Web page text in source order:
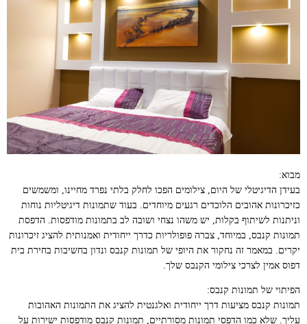
מבוא:
בעידן הדיגיטלי של היום, צילומים הפכו לחלק בלתי נפרד מחיינו, ומשמשים
כזיכרונות אהובים הלוכדים רגעים מיוחדים. בעוד שתמונות דיגיטליות נוחות
וניתנות לשיתוף בקלות, יש משהו נצחי ושובה לב בתמונות מודפסות. הדפסת
תמונות קנבס, במיוחד, צברה פופולריות כדרך ייחודית ואמנותית להציג זיכרונות
יקרים. במאמר זה נחקור את היופי של תמונות קנבס ונדון בחשיבות בחירת בית
דפוס אמין לצרכי צילומי הקנבס שלך.
הפיתוי של תמונות קנבס:
תמונות קנבס מציעות דרך ייחודית ואלגנטית להציג את התמונות האהובות
עליך. שלא כמו הדפסי תמונות מסורתיים, תמונות קנבס מודפסות ישירות על